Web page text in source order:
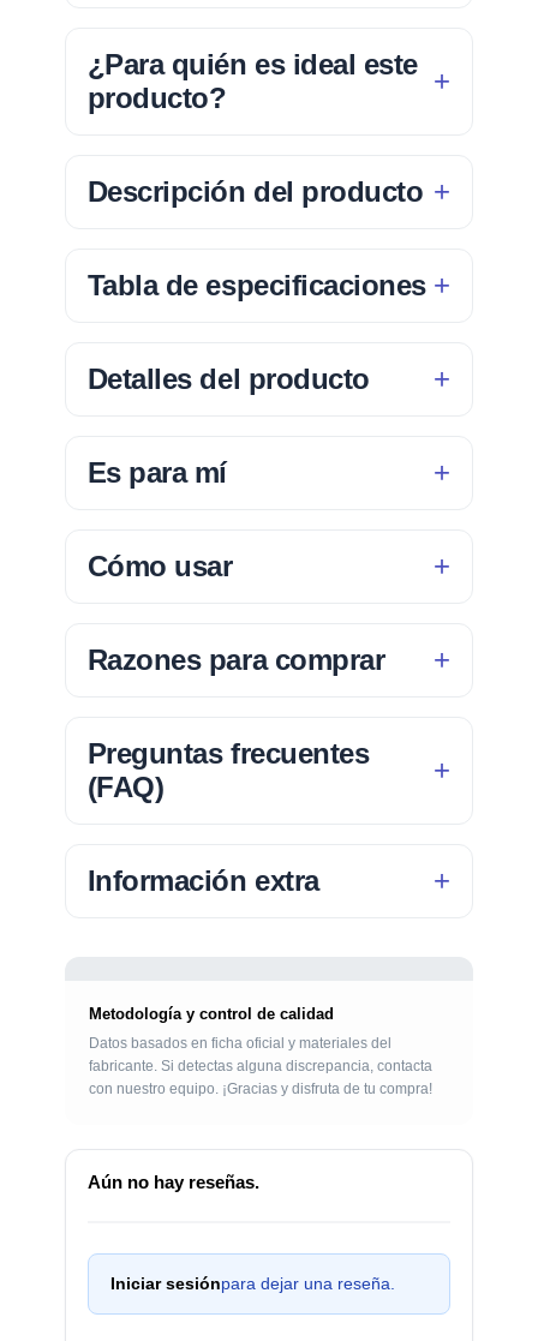
¿Para quién es ideal este
producto?
Descripción del producto
Tabla de especificaciones
Detalles del producto
Es para mí
Cómo usar
Razones para comprar
Preguntas frecuentes
(FAQ)
Información extra
Metodología y control de calidad
Datos basados en ficha oficial y materiales del
fabricante. Si detectas alguna discrepancia, contacta
con nuestro equipo. ¡Gracias y disfruta de tu compra!
Aún no hay reseñas.
Iniciar sesiónpara dejar una reseña.